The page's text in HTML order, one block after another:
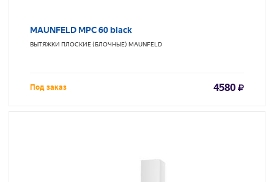
MAUNFELD MPC 60 black
ВЫТЯЖКИ ПЛОСКИЕ (БЛОЧНЫЕ) MAUNFELD
Под заказ 4580